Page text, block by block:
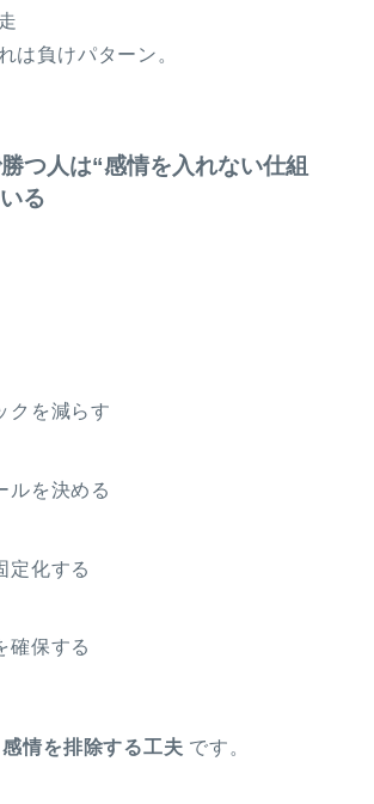
は負けパターン。
勝つ人は“感情を入れない仕組
る
クを減らす
ルを決める
定化する
確保する
感情を排除する工夫 です。